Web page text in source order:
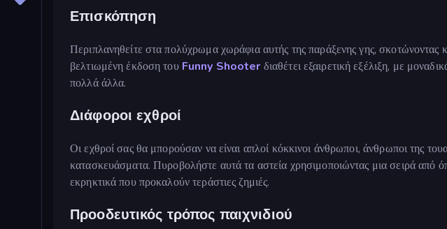
Επισκόπηση
Περιπλανηθείτε στα πολύχρωμα χωράφια αυτής της παράξενης γης, σκοτώνοντας
βελτιωμένη έκδοση του Funny Shooter διαθέτει εξαιρετική εξέλιξη, με
πολλά άλλα.
Διάφοροι εχθροί
Οι εχθροί σας θα μπορούσαν να είναι απλοί κόκκινοι άνθρωποι, άνθρωποι της
κατασκευάσματα. Πυροβολήστε αυτά τα αστεία χρησιμοποιώντας μια σειρά από
εκρηκτικά που προκαλούν τεράστιες ζημιές.
Προοδευτικός τρόπος παιχνιδιού